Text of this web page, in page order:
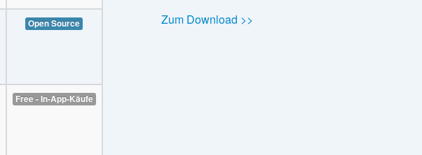
Open Source
Free - In-App-Käufe
Zum Download >>